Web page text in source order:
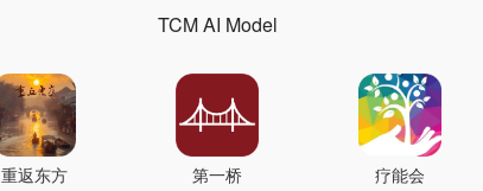
TCM AI Model
重返东方 第一桥 疗能会